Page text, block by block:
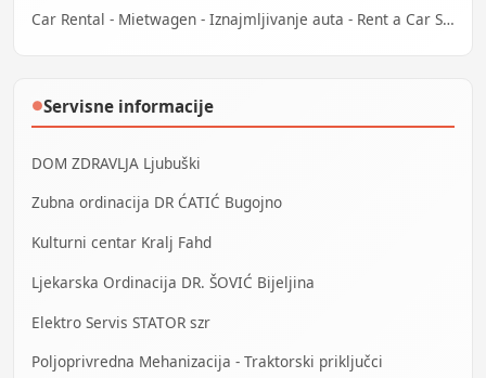
Car Rental - Mietwagen - Iznajmljivanje auta - Rent a Car Sarajevo
●Servisne informacije
DOM ZDRAVLJA Ljubuški
Zubna ordinacija DR ĆATIĆ Bugojno
Kulturni centar Kralj Fahd
Ljekarska Ordinacija DR. ŠOVIĆ Bijeljina
Elektro Servis STATOR szr
Poljoprivredna Mehanizacija - Traktorski priključci